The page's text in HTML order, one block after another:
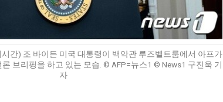
간) 조 바이든 미국 대통령이 백악관 루즈벨트룸에서 아프가
브리핑을 하고 있는 모습. © AFP=뉴스1 © News1 구진욱 기
자